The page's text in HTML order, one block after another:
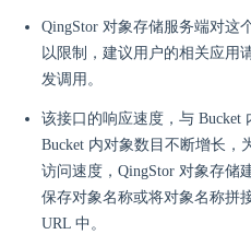
QingStor 对象存储服务端对这
以限制，建议用户的相关应用
发调用。
该接口的响应速度，与 Bucket
Bucket 内对象数目不断增长，
访问速度，QingStor 对象存储
保存对象名称或将对象名称拼
URL 中。